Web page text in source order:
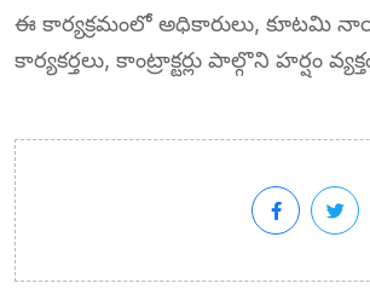
ఈ కార్యక్రమంలో అధికారులు, కూటమి
కార్యకర్తలు, కాంట్రాక్టర్లు పాల్గొని హర్షం